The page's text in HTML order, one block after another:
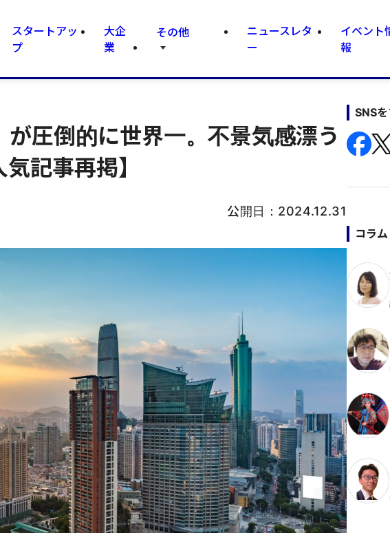
スタートアッ
プ
大企
業
その他
ニュースレタ
ー
イベント
報
圧倒的に世界一。不景気感漂う
記事再掲】
公開日： 2024.12.31
SNS
コラム